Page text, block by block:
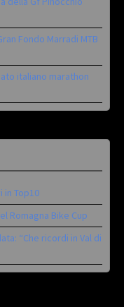
Fondo Marradi MTB
italiano marathon
in Top10
Romagna Bike Cup
“Che ricordi in Val di